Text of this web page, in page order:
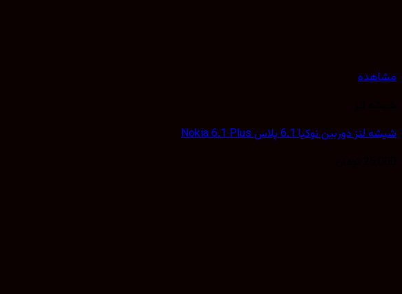
مشاهده
شیشه لنز دوربین نوکیا 6.1 پلاس Nokia 6.1 Plus